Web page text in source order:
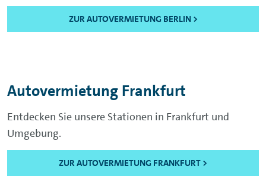
ZUR AUTOVERMIETUNG BERLIN >
Autovermietung Frankfurt
Entdecken Sie unsere Stationen in Frankfurt und
Umgebung.
ZUR AUTOVERMIETUNG FRANKFURT >